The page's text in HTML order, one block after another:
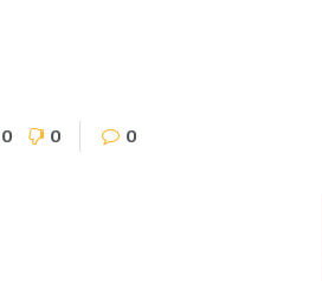
0 0 0